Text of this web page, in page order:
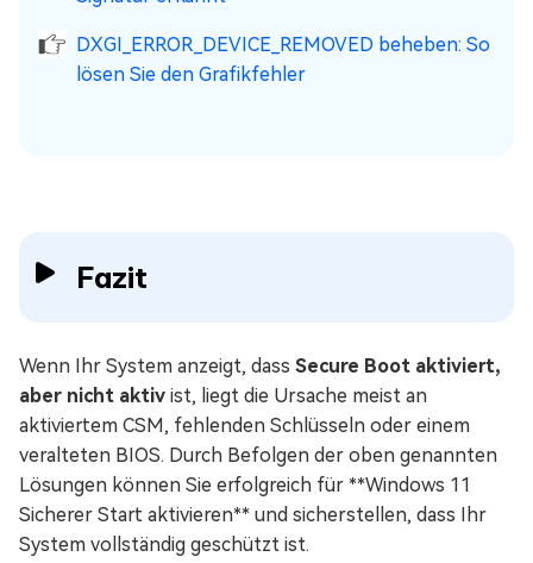
DXGI_ERROR_DEVICE_REMOVED beheben: So
lösen Sie den Grafikfehler
Fazit
Wenn Ihr System anzeigt, dass Secure Boot aktiviert,
aber nicht aktiv ist, liegt die Ursache meist an
aktiviertem CSM, fehlenden Schlüsseln oder einem
veralteten BIOS. Durch Befolgen der oben genannten
Lösungen können Sie erfolgreich für **Windows 11
Sicherer Start aktivieren** und sicherstellen, dass Ihr
System vollständig geschützt ist.